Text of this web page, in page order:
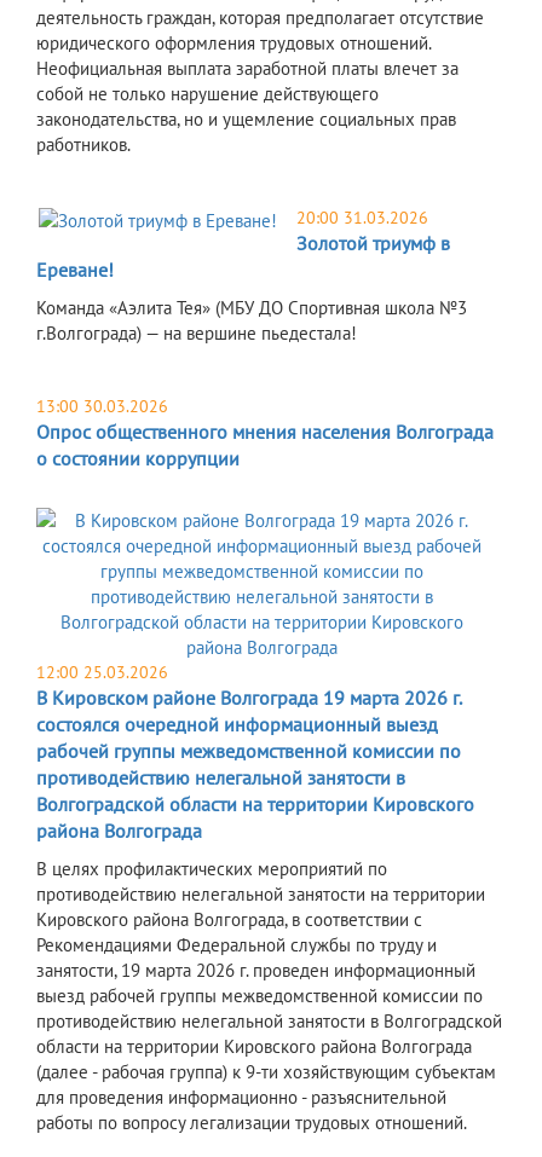
деятельность граждан, которая предполагает отсутствие
юридического оформления трудовых отношений.
Неофициальная выплата заработной платы влечет за
собой не только нарушение действующего
законодательства, но и ущемление социальных прав
работников.
20:00 31.03.2026
Золотой триумф в
Ереване!
Команда «Аэлита Тея» (МБУ ДО Спортивная школа №3
г.Волгограда) — на вершине пьедестала!
13:00 30.03.2026
Опрос общественного мнения населения Волгограда
о состоянии коррупции
12:00 25.03.2026
В Кировском районе Волгограда 19 марта 2026 г.
состоялся очередной информационный выезд
рабочей группы межведомственной комиссии по
противодействию нелегальной занятости в
Волгоградской области на территории Кировского
района Волгограда
В целях профилактических мероприятий по
противодействию нелегальной занятости на территории
Кировского района Волгограда, в соответствии с
Рекомендациями Федеральной службы по труду и
занятости, 19 марта 2026 г. проведен информационный
выезд рабочей группы межведомственной комиссии по
противодействию нелегальной занятости в Волгоградской
области на территории Кировского района Волгограда
(далее - рабочая группа) к 9-ти хозяйствующим субъектам
для проведения информационно - разъяснительной
работы по вопросу легализации трудовых отношений.